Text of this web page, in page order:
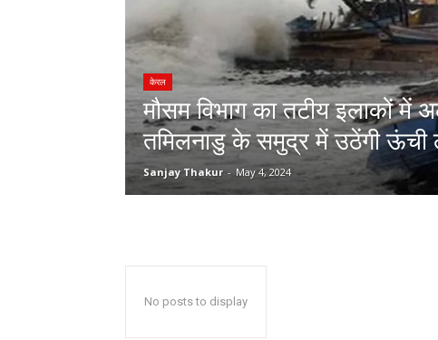
केरल
मौसम विभाग का तटीय इलाकों में
तमिलनाडु के समुद्र में उठेंगी ऊंची
Sanjay Thakur - May 4, 2024
No posts to display